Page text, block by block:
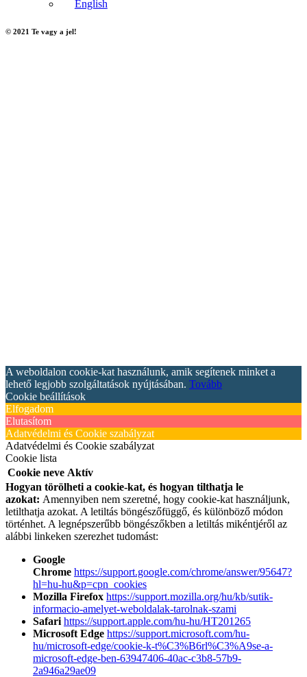
English
© 2021 Te vagy a jel!
A weboldalon cookie-kat használunk, amik segítenek minket a
lehető legjobb szolgáltatások nyújtásában. Tovább
Cookie beállítások
Elfogadom
Elutasítom
Adatvédelmi és Cookie szabályzat
Adatvédelmi és Cookie szabályzat
Cookie lista
Cookie neve Aktív
Hogyan törölheti a cookie-kat, és hogyan tilthatja le
azokat: Amennyiben nem szeretné, hogy cookie-kat használjunk,
letilthatja azokat. A letiltás böngészőfüggő, és különböző módon
történhet. A legnépszerűbb böngészőkben a letiltás mikéntjéről az
alábbi linkeken szerezhet tudomást:
Google
Chrome https://support.google.com/chrome/answer/95647?
hl=hu-hu&p=cpn_cookies
Mozilla Firefox https://support.mozilla.org/hu/kb/sutik-
informacio-amelyet-weboldalak-tarolnak-szami
Safari https://support.apple.com/hu-hu/HT201265
Microsoft Edge https://support.microsoft.com/hu-
hu/microsoft-edge/cookie-k-t%C3%B6rl%C3%A9se-a-
microsoft-edge-ben-63947406-40ac-c3b8-57b9-
2a946a29ae09